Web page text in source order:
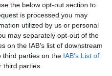
the below opt-out section to
is processed you may
utilized by us or personal
may separately opt-out of the
on the IAB’s list of downstream
third parties on the IAB’s List of
parties.
14:01
[Βίντεο]
να
και τα